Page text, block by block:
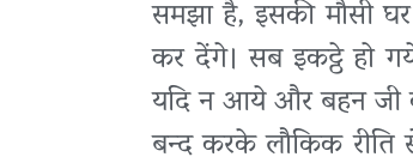
समझा है, इसकी मौसी
कर देंगे। सब इकट्ठे हो
यदि न आये और बहन जी